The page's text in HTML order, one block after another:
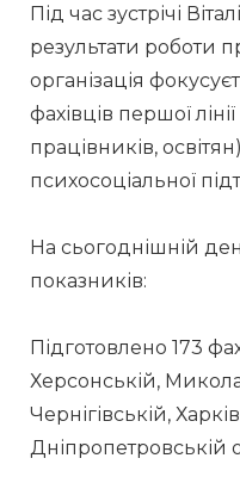
Під час зустрічі
результати роботи
організація
фахівців першої
працівників,
психосоціальної
На сьогоднішній
показників:
Підготовлено 173
Херсонській,
Чернігівській,
Дніпропетровській